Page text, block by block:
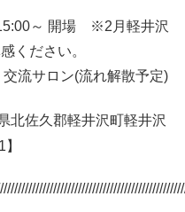
～ 開場 ※2月軽井沢
ください。
流サロン(流れ解散予定)
北佐久郡軽井沢町軽井沢